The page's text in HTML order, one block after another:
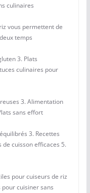
culinaires
vous permettent de
temps
3. Plats
culinaires pour
3. Alimentation
sans effort
3. Recettes
cuisson efficaces 5.
pour cuiseurs de riz
cuisiner sans